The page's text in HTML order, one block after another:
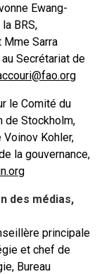
Ewang-
BRS,
Mme Sarra
Secrétariat de
le Comité du
de Stockholm,
Kohler,
la gouvernance,
des médias,
principale
et chef de
Bureau